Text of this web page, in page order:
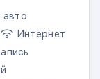
авто
Интернет